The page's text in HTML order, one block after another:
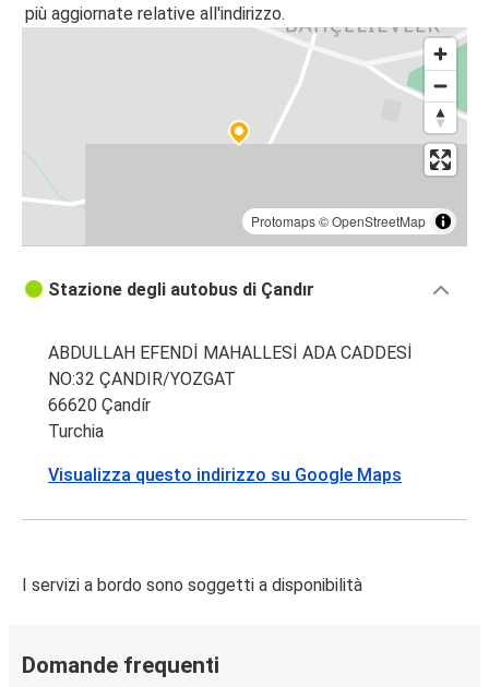
più aggiornate relative all'indirizzo.
Protomaps©OpenStreetMap
Stazione degli autobus di Çandır
ABDULLAH EFENDİ MAHALLESİ ADA CADDESİ
NO:32 ÇANDIR/YOZGAT
66620 Çandír
Turchia
Visualizza questo indirizzo su Google Maps
I servizi a bordo sono soggetti a disponibilità
Domande frequenti